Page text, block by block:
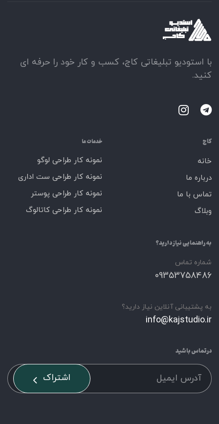
با استودیو تبلیغاتی کاج، کسب و کار خود را حرفه ای
کنید.
کاج
خانه
درباره ما
تماس با ما
وبلاگ
خدمات ما
نمونه کار طراحی لوگو
نمونه کار طراحی ست اداری
نمونه کار طراحی پوستر
نمونه کار طراحی کاتالوگ
به راهنمایی نیاز دارید؟
شماره تماس
09353758486
به پشتیبانی آنلاین نیاز دارید؟
info@kajstudio.ir
درتماس باشید
اشتراک